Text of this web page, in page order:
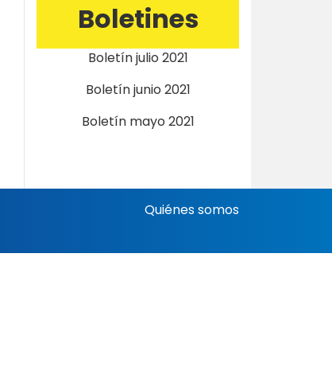
Boletines
Boletín julio 2021
Boletín junio 2021
Boletín mayo 2021
Quiénes somos